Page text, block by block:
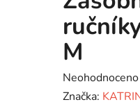
M
Průměrné
hodnocení
Neohodnoceno
Značka: